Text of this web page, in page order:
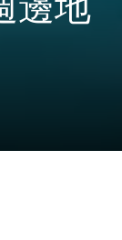
邊地